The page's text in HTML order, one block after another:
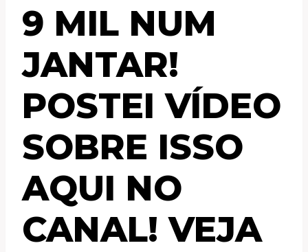
9 MIL NUM
JANTAR!
POSTEI VÍDEO
SOBRE ISSO
AQUI NO
CANAL! VEJA